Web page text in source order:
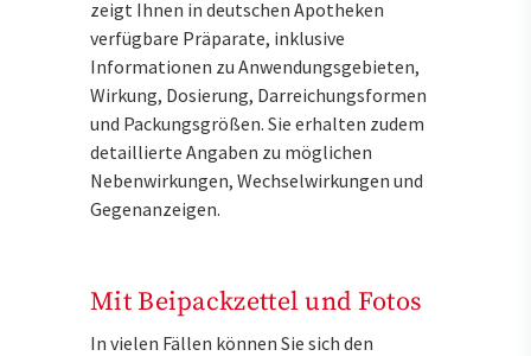
zeigt Ihnen in deutschen Apotheken
verfügbare Präparate, inklusive
Informationen zu Anwendungsgebieten,
Wirkung, Dosierung, Darreichungsformen
und Packungsgrößen. Sie erhalten zudem
detaillierte Angaben zu möglichen
Nebenwirkungen, Wechselwirkungen und
Gegenanzeigen.
Mit Beipackzettel und Fotos
In vielen Fällen können Sie sich den